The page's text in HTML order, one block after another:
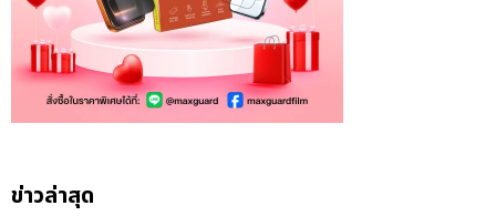
ข่าวล่าสุด